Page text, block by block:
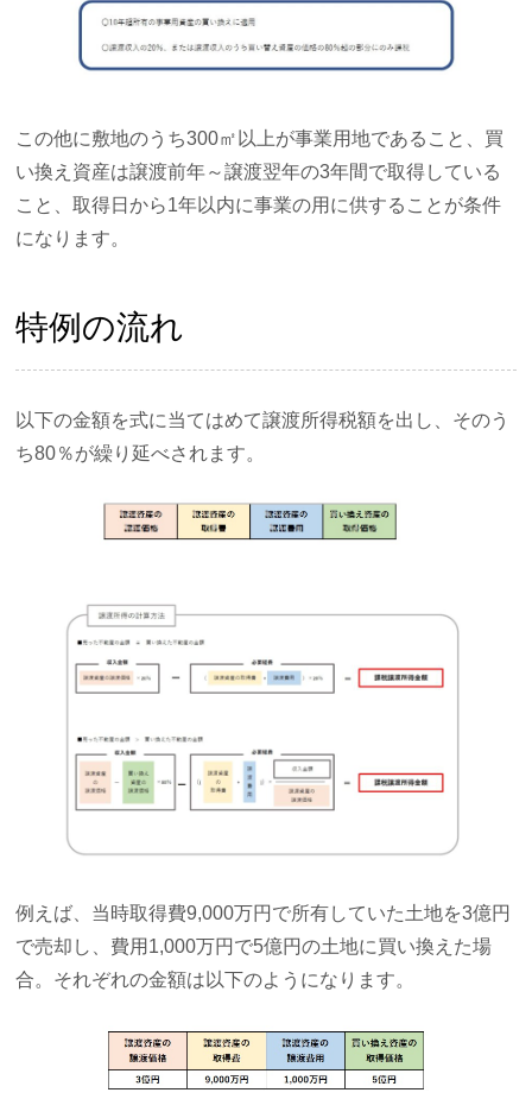
この他に敷地のうち300㎡以上が事業用地であること、買
い換え資産は譲渡前年～譲渡翌年の3年間で取得している
こと、取得日から1年以内に事業の用に供することが条件
になります。
特例の流れ
以下の金額を式に当てはめて譲渡所得税額を出し、そのう
ち80％が繰り延べされます。
例えば、当時取得費9,000万円で所有していた土地を3億円
で売却し、費用1,000万円で5億円の土地に買い換えた場
合。それぞれの金額は以下のようになります。